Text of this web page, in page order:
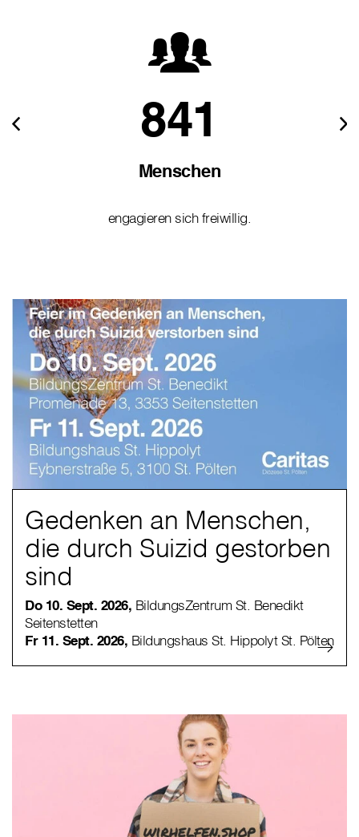
841
Menschen
engagieren sich freiwillig.
Gedenken an Menschen,
die durch Suizid gestorben
sind
Do 10. Sept. 2026, BildungsZentrum St. Benedikt
Seitenstetten
Fr 11. Sept. 2026, Bildungshaus St. Hippolyt St. Pölten